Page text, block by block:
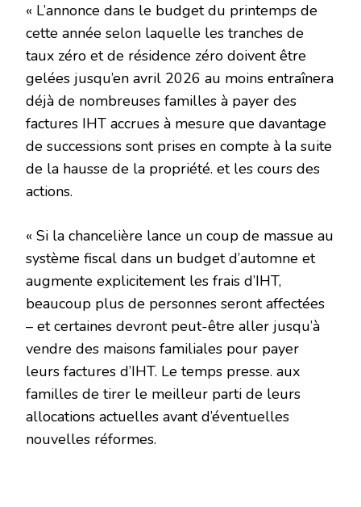
« L’annonce dans le budget du printemps de
cette année selon laquelle les tranches de
taux zéro et de résidence zéro doivent être
gelées jusqu’en avril 2026 au moins entraînera
déjà de nombreuses familles à payer des
factures IHT accrues à mesure que davantage
de successions sont prises en compte à la suite
de la hausse de la propriété. et les cours des
actions.
« Si la chancelière lance un coup de massue au
système fiscal dans un budget d’automne et
augmente explicitement les frais d’IHT,
beaucoup plus de personnes seront affectées
– et certaines devront peut-être aller jusqu’à
vendre des maisons familiales pour payer
leurs factures d’IHT. Le temps presse. aux
familles de tirer le meilleur parti de leurs
allocations actuelles avant d’éventuelles
nouvelles réformes.